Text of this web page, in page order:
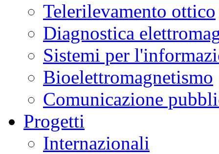
Telerilevamento ottico
Diagnostica
Sistemi per
Bioelettromagnetismo
Comunicazione
Progetti
Internazionali